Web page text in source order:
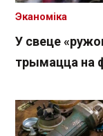
У свеце
трымацца на
Эканоміка